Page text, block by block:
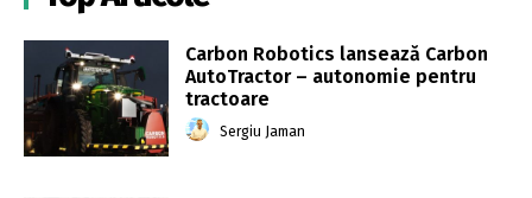
Carbon Robotics lansează Carbon
AutoTractor – autonomie pentru
tractoare
Sergiu Jaman